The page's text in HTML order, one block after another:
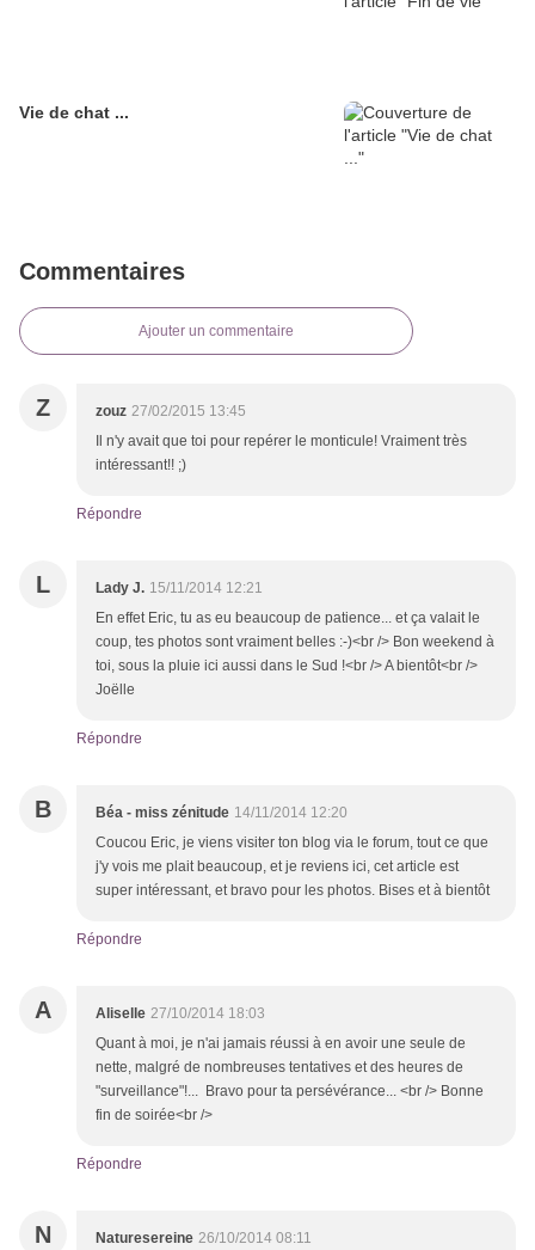
Vie de chat ...
Commentaires
Ajouter un commentaire
Z zouz 27/02/2015 13:45
Il n'y avait que toi pour repérer le monticule! Vraiment très
intéressant!! ;)
Répondre
L Lady J. 15/11/2014 12:21
En effet Eric, tu as eu beaucoup de patience... et ça valait le
coup, tes photos sont vraiment belles :-)<br /> Bon weekend à
toi, sous la pluie ici aussi dans le Sud !<br /> A bientôt<br />
Joëlle
Répondre
B Béa - miss zénitude 14/11/2014 12:20
Coucou Eric, je viens visiter ton blog via le forum, tout ce que
j'y vois me plait beaucoup, et je reviens ici, cet article est
super intéressant, et bravo pour les photos. Bises et à bientôt
Répondre
A Aliselle 27/10/2014 18:03
Quant à moi, je n'ai jamais réussi à en avoir une seule de
nette, malgré de nombreuses tentatives et des heures de
"surveillance"!... Bravo pour ta persévérance... <br /> Bonne
fin de soirée<br />
Répondre
N Naturesereine 26/10/2014 08:11